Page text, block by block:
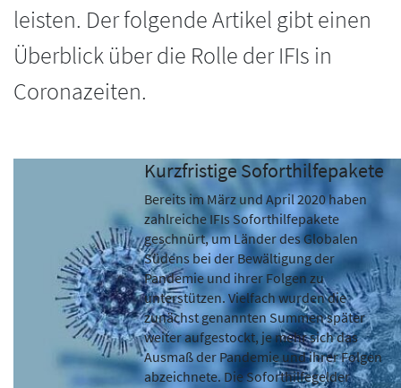
leisten. Der folgende Artikel gibt einen
Überblick über die Rolle der IFIs in
Coronazeiten.
Kurzfristige Soforthilfepakete
Bereits im März und April 2020 haben
zahlreiche IFIs Soforthilfepakete
geschnürt, um Länder des Globalen
Südens bei der Bewältigung der
Pandemie und ihrer Folgen zu
unterstützen. Vielfach wurden die
zunächst genannten Summen später
weiter aufgestockt, je mehr sich das
Ausmaß der Pandemie und ihrer Folgen
abzeichnete. Die Soforthilfegelder